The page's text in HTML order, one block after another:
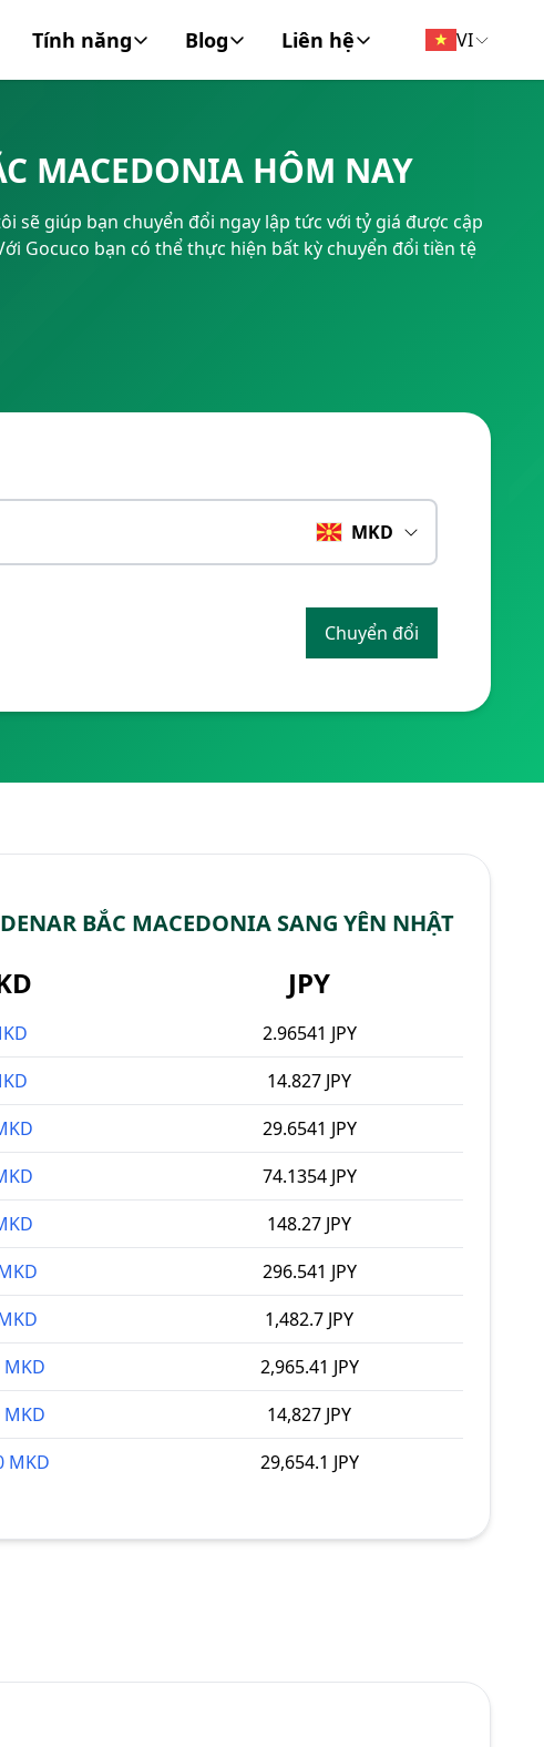
Tính năng
SWIFT/BIC
Blog
Tài chính cá nhân
Doanh Nghiệp
Liên hệ
Liên hệ
VI
MACEDONIA HÔM NAY
sẽ giúp bạn chuyển đổi ngay lập tức với tỷ giá được cập
Gocuco bạn có thể thực hiện bất kỳ chuyển đổi tiền tệ
MKD
Chuyển đổi
BẮC MACEDONIA SANG YÊN NHẬT
JPY
2.96541 JPY
14.827 JPY
29.6541 JPY
74.1354 JPY
148.27 JPY
296.541 JPY
1,482.7 JPY
MKD
2,965.41 JPY
MKD
14,827 JPY
MKD
29,654.1 JPY